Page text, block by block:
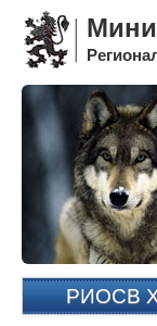
РИОСВ